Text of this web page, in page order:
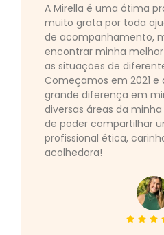
A Mirella é uma ótima
muito grata por toda
de acompanhamento,
encontrar minha
as situações de
Começamos em 2021
grande diferença em
diversas áreas da
de poder compartilhar
profissional ética,
acolhedora!